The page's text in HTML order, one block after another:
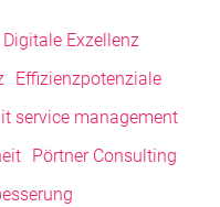
Digitale Exzellenz
Effizienzpotenziale
it service management
Pörtner Consulting